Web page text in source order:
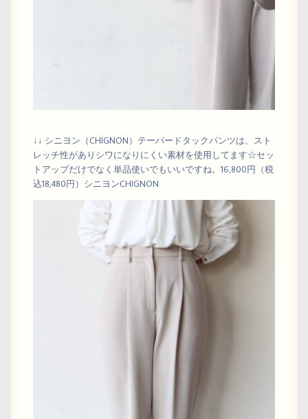
↓↓ シニヨン（CHIGNON）テーパードタックパンツは、スト
レッチ性がありシワになりにくい素材を使用してます☆セッ
トアップだけでなく単品使いでもいいですね。16,800円（税
込18,480円）シニヨンCHIGNON